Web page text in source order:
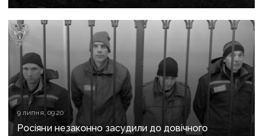
Маріуполя відправили до колонії на 21 рік
9 липня, 09:20
Росіяни незаконно засудили до довічного